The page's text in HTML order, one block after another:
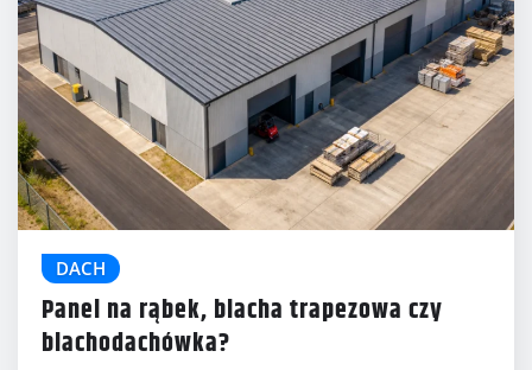
DACH
Panel na rąbek, blacha trapezowa czy
blachodachówka?